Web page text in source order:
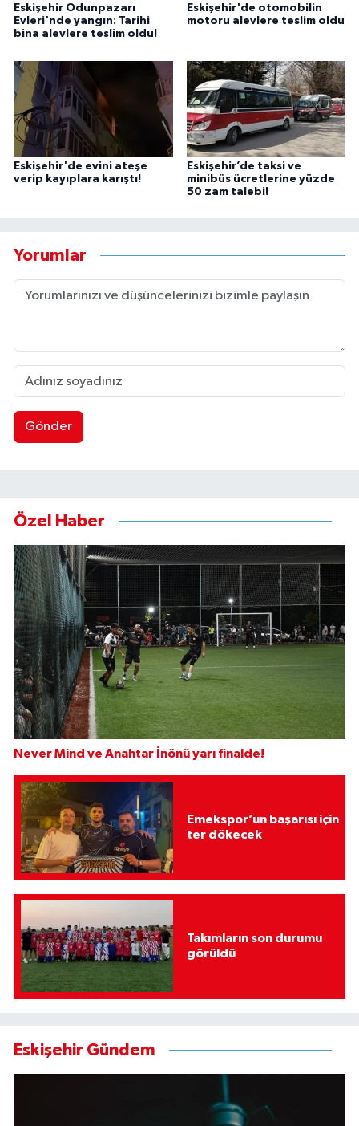
Eskişehir Odunpazarı
Evleri'nde yangın: Tarihi
bina alevlere teslim oldu!
Eskişehir'de otomobilin
motoru alevlere teslim oldu
Eskişehir'de evini ateşe
verip kayıplara karıştı!
Eskişehir’de taksi ve
minibüs ücretlerine yüzde
50 zam talebi!
Yorumlar
Gönder
Özel Haber
Never Mind ve Anahtar İnönü yarı finalde!
Emekspor’un başarısı için
ter dökecek
Takımların son durumu
görüldü
Eskişehir Gündem